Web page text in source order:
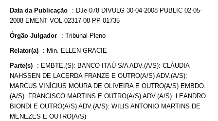
Data da Publicação : DJe-078 DIVULG 30-04-2008 PUBLIC 02-05-
2008 EMENT VOL-02317-08 PP-01735
Órgão Julgador : Tribunal Pleno
Relator(a) : Min. ELLEN GRACIE
Parte(s) : EMBTE.(S): BANCO ITAÚ S/A ADV.(A/S): CLÁUDIA
NAHSSEN DE LACERDA FRANZE E OUTRO(A/S) ADV.(A/S):
MARCUS VINÍCIUS MOURA DE OLIVEIRA E OUTRO(A/S) EMBDO.
(A/S): FRANCISCO MARTINS E OUTRO(A/S) ADV.(A/S): LEANDRO
BIONDI E OUTRO(A/S) ADV.(A/S): WILIS ANTONIO MARTINS DE
MENEZES E OUTRO(A/S)